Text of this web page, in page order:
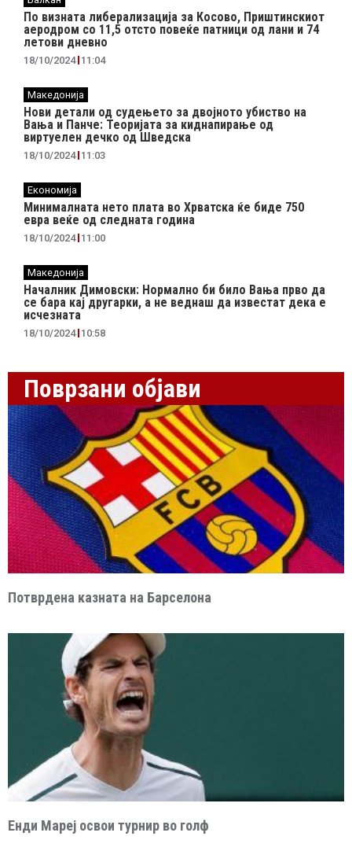
По визната либерализација за Косово, Приштинскиот
аеродром со 11,5 отсто повеќе патници од лани и 74
летови дневно
18/10/2024 11:04
Македонија
Нови детали од судењето за двојното убиство на
Вања и Панче: Теоријата за киднапирање од
виртуелен дечко од Шведска
18/10/2024 11:03
Економија
Минималната нето плата во Хрватска ќе биде 750
евра веќе од следната година
18/10/2024 11:00
Македонија
Началник Димовски: Нормално би било Вања прво да
се бара кај другарки, а не веднаш да известат дека е
исчезната
18/10/2024 10:58
Поврзани објави
Потврдена казната на Барселона
Енди Мареј освои турнир во голф